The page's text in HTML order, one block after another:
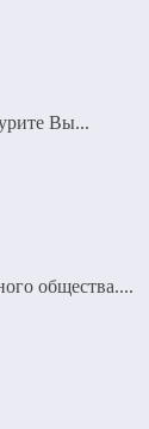
Вы...
общества....